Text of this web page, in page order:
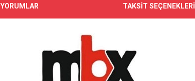
YORUMLAR TAKSİT SEÇENEKLERİ